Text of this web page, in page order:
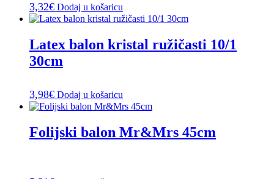
3,32€ Dodaj u košaricu
Latex balon kristal ružičasti 10/1
30cm
3,98€ Dodaj u košaricu
Folijski balon Mr&Mrs 45cm